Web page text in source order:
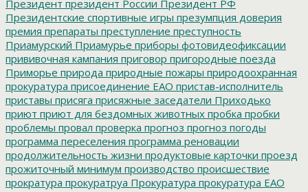
Президент президент России Президент РФ
Президентские спортивные игры презумпция доверия
премия препараты преступление преступность
Приамурский Приамурье приборы фотовидеофиксации
прививочная кампания приговор пригородные поезда
Приморье природа природные пожары природоохранная
прокуратура присоединение ЕАО пристав-исполнитель
приставы присяга присяжные заседатели Приходько
приют приют для бездомных животных пробка пробки
проблемы провал проверка прогноз прогноз погоды
программа переселения программа реновации
продолжительность жизни продуктовые карточки проезд
прожиточный минимум производство происшествие
прократура прокуратруа Прокуратура прокуратура ЕАО